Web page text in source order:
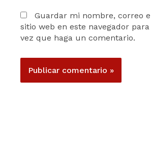
Guardar mi nombre, correo
sitio web en este navegador
vez que haga un comentario.